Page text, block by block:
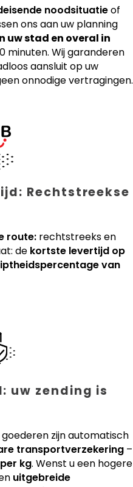
noodsituatieof
ons aan uw planning
uw stad en overal in
minuten. Wij garanderen
aansluit op uw
onnodige vertragingen.
Rechtstreekse
route: rechtstreeks en
de kortste levertijd op
van
uw zending is
zijn automatisch
transportverzekering –
kg. Wenst u een hogere
uitgebreide